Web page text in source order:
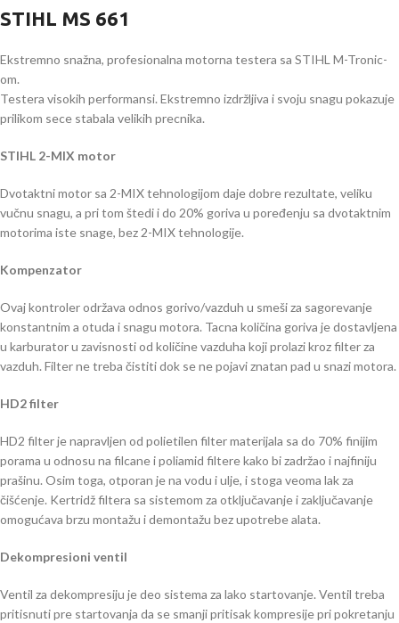
STIHL MS 661
Ekstremno snažna, profesionalna motorna testera sa STIHL M-Tronic-
om.
Testera visokih performansi. Ekstremno izdržljiva i svoju snagu pokazuje
prilikom sece stabala velikih precnika.
STIHL 2-MIX motor
Dvotaktni motor sa 2-MIX tehnologijom daje dobre rezultate, veliku
vučnu snagu, a pri tom štedi i do 20% goriva u poređenju sa dvotaktnim
motorima iste snage, bez 2-MIX tehnologije.
Kompenzator
Ovaj kontroler održava odnos gorivo/vazduh u smeši za sagorevanje
konstantnim a otuda i snagu motora. Tacna količina goriva je dostavljena
u karburator u zavisnosti od količine vazduha koji prolazi kroz filter za
vazduh. Filter ne treba čistiti dok se ne pojavi znatan pad u snazi motora.
HD2 filter
HD2 filter je napravljen od polietilen filter materijala sa do 70% finijim
porama u odnosu na filcane i poliamid filtere kako bi zadržao i najfiniju
prašinu. Osim toga, otporan je na vodu i ulje, i stoga veoma lak za
čišćenje. Kertridž filtera sa sistemom za otključavanje i zaključavanje
omogućava brzu montažu i demontažu bez upotrebe alata.
Dekompresioni ventil
Ventil za dekompresiju je deo sistema za lako startovanje. Ventil treba
pritisnuti pre startovanja da se smanji pritisak kompresije pri pokretanju